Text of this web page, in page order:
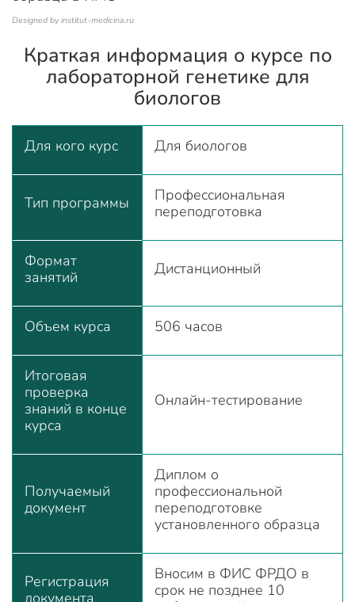
Designed by institut-medicina.ru
Краткая информация о курсе по
лабораторной генетике для
биологов
Для кого курс Для биологов
Тип программы
Профессиональная
переподготовка
Формат
занятий
Дистанционный
Объем курса 506 часов
Итоговая
проверка
знаний в конце
курса
Онлайн-тестирование
Получаемый
документ
Диплом о
профессиональной
переподготовке
установленного образца
Регистрация
документа
Вносим в ФИС ФРДО в
срок не позднее 10